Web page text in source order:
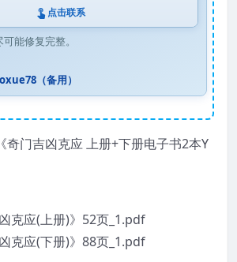
点击联系
能修复完整。
（备用）
奇门吉凶克应 上册+下册电子书2本Y
克应(上册)》52页_1.pdf
克应(下册)》88页_1.pdf